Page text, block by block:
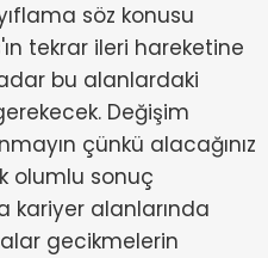
söz konusu
tekrar ileri hareketine
bu alanlardaki
Değişim
çünkü alacağınız
olumlu sonuç
kariyer alanlarında
gecikmelerin